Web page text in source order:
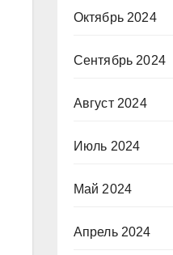
Октябрь 2024
Сентябрь 2024
Август 2024
Июль 2024
Май 2024
Апрель 2024